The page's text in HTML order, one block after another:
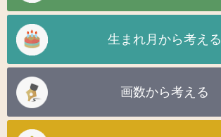
生まれ月から考える
画数から考える